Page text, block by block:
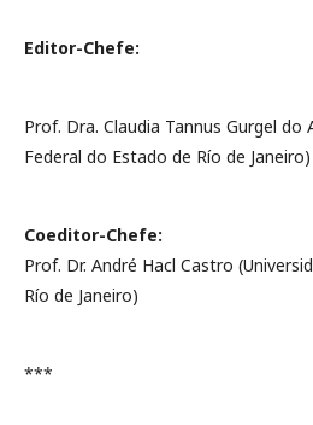
Editor-Chefe:
Prof. Dra. Claudia Tannus Gurgel do
Federal do Estado de Río de Janeiro)
Coeditor-Chefe:
Prof. Dr. André Hacl Castro
Río de Janeiro)
***